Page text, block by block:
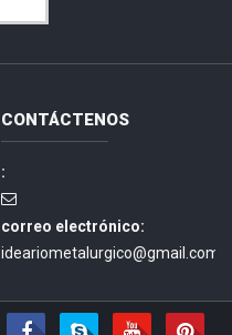
CONTÁCTENOS
:
correo electrónico:
ideariometalurgico@gmail.com.